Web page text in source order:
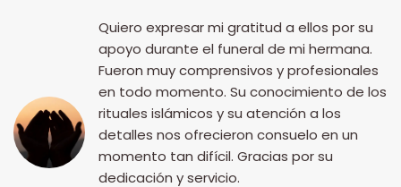
Quiero expresar mi gratitud a ellos por su
apoyo durante el funeral de mi hermana.
Fueron muy comprensivos y profesionales
en todo momento. Su conocimiento de los
rituales islámicos y su atención a los
detalles nos ofrecieron consuelo en un
momento tan difícil. Gracias por su
dedicación y servicio.